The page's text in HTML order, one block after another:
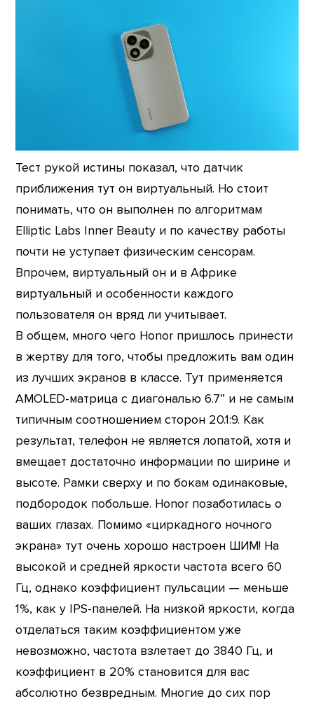
Тест рукой истины показал, что датчик
приближения тут он виртуальный. Но стоит
понимать, что он выполнен по алгоритмам
Elliptic Labs Inner Beauty и по качеству работы
почти не уступает физическим сенсорам.
Впрочем, виртуальный он и в Африке
виртуальный и особенности каждого
пользователя он вряд ли учитывает.
В общем, много чего Honor пришлось принести
в жертву для того, чтобы предложить вам один
из лучших экранов в классе. Тут применяется
AMOLED-матрица с диагональю 6.7” и не самым
типичным соотношением сторон 20.1:9. Как
результат, телефон не является лопатой, хотя и
вмещает достаточно информации по ширине и
высоте. Рамки сверху и по бокам одинаковые,
подбородок побольше. Honor позаботилась о
ваших глазах. Помимо «циркадного ночного
экрана» тут очень хорошо настроен ШИМ! На
высокой и средней яркости частота всего 60
Гц, однако коэффициент пульсации — меньше
1%, как у IPS-панелей. На низкой яркости, когда
отделаться таким коэффициентом уже
невозможно, частота взлетает до 3840 Гц, и
коэффициент в 20% становится для вас
абсолютно безвредным. Многие до сих пор